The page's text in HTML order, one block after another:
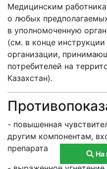
Медицинским
о любых
в уполномоченную
(см. в конце
организации,
потребителей на
Казахстан).
- повышенная
другим компонентам,
препарата
На